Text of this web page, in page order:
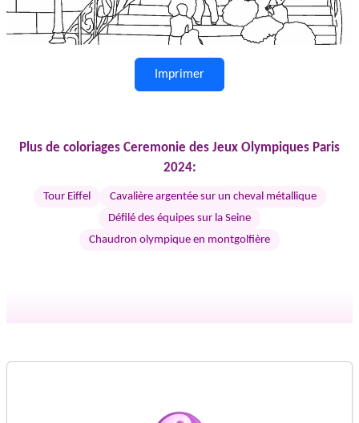
Imprimer
Plus de coloriages Ceremonie des Jeux Olympiques Paris
2024:
Tour Eiffel
Cavalière argentée sur un cheval métallique
Défilé des équipes sur la Seine
Chaudron olympique en montgolfière